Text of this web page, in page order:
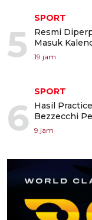
5
SPORT
Resmi
Masuk
19 jam
6
SPORT
Hasil
Bezzecchi
9 jam